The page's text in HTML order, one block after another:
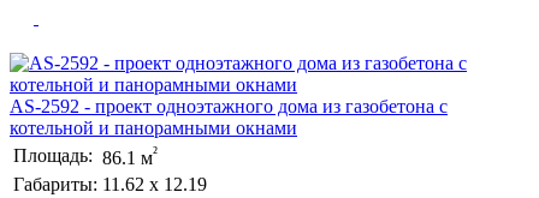
AS-2592 - проект одноэтажного дома из газобетона с
котельной и панорамными окнами
Площадь: 86.1 м²
Габариты: 11.62 х 12.19